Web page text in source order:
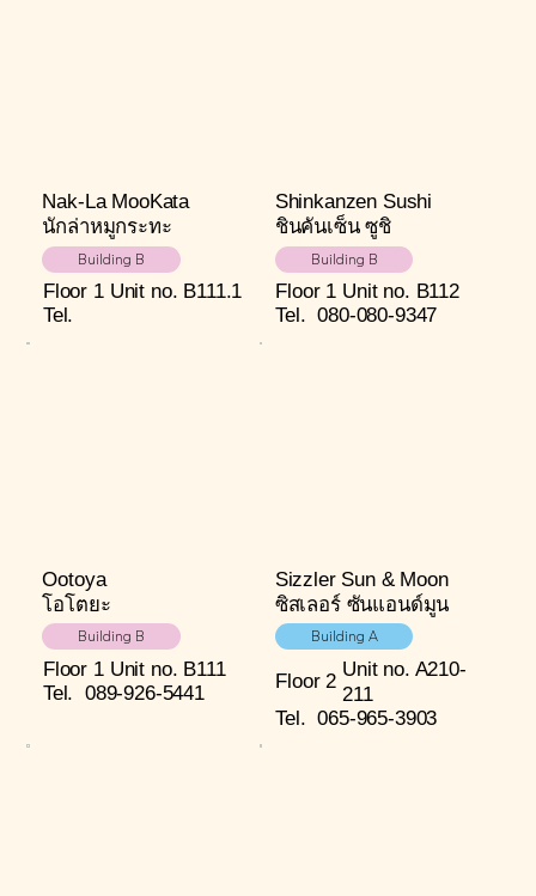
Nak-La MooKata
นักล่าหมูกระทะ
Building B
Floor 1 Unit no. B111.1
Tel.
Shinkanzen Sushi
ชินคันเซ็น ซูชิ
Building B
Floor 1 Unit no. B112
Tel. 080-080-9347
Ootoya
โอโตยะ
Building B
Floor 1 Unit no. B111
Tel. 089-926-5441
Sizzler Sun & Moon
ซิสเลอร์ ซันแอนด์มูน
Building A
Floor 2
Unit no. A210-
211
Tel. 065-965-3903